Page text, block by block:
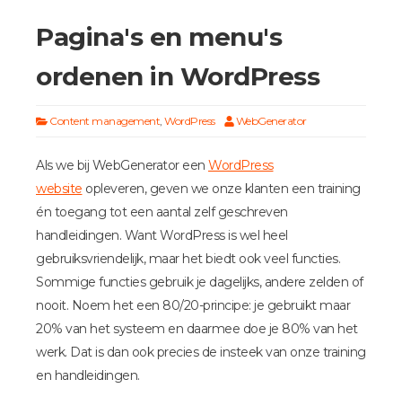
Pagina's en menu's
ordenen in WordPress
Content management, WordPress WebGenerator
Als we bij WebGenerator een WordPress
website opleveren, geven we onze klanten een training
én toegang tot een aantal zelf geschreven
handleidingen. Want WordPress is wel heel
gebruiksvriendelijk, maar het biedt ook veel functies.
Sommige functies gebruik je dagelijks, andere zelden of
nooit. Noem het een 80/20-principe: je gebruikt maar
20% van het systeem en daarmee doe je 80% van het
werk. Dat is dan ook precies de insteek van onze training
en handleidingen.